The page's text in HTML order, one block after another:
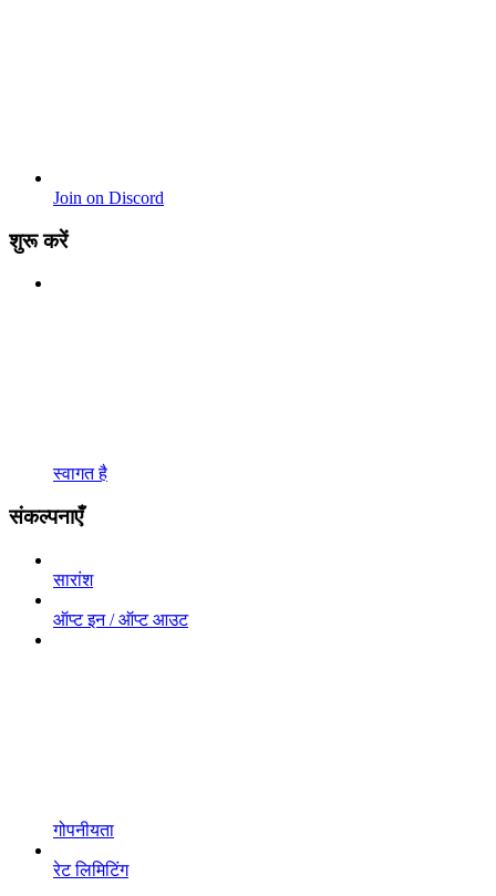
Join on Discord
शुरू करें
स्वागत है
संकल्पनाएँ
सारांश
ऑप्ट इन / ऑप्ट आउट
गोपनीयता
रेट लिमिटिंग